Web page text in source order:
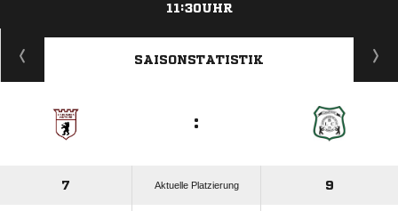
11:30UHR
ANZEIGE
SAISONSTATISTIK
:
7 Aktuelle Platzierung 9